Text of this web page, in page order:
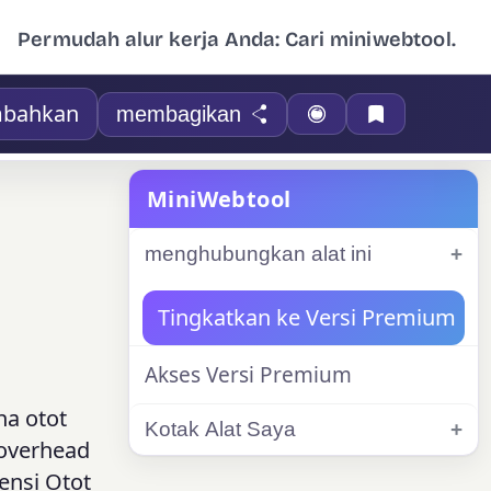
Permudah alur kerja Anda: Cari miniwebtool.
membagikan
otot
Otot
MiniWebtool
menghubungkan alat ini
Tingkatkan ke Versi Premium
Akses Versi Premium
Kotak Alat Saya